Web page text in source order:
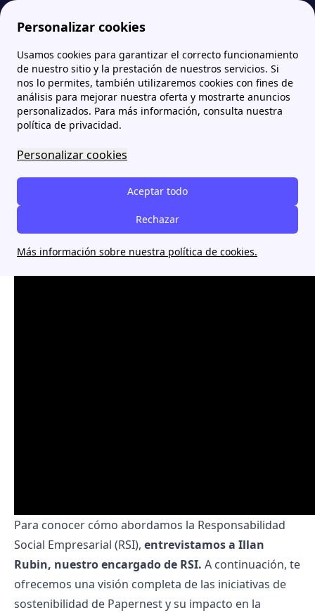
Personalizar cookies
Usamos cookies para garantizar el correcto funcionamiento
de nuestro sitio y la prestación de nuestros servicios. Si
nos lo permites, también utilizaremos cookies con fines de
análisis para mejorar nuestra oferta y mostrarte anuncios
personalizados. Para más información, consulta nuestra
política de privacidad.
Personalizar cookies
Aceptar todo
Rechazar
Más información sobre nuestra política de cookies.
Papernest.es Entrevistas exclusivas de papernest sobre Energía Entrevista a Ilan Rubin: Responsable de RSC de Papernest
Entrevista a Ilan Rubin:
Responsable de RSC de
Papernest
Para conocer cómo abordamos la Responsabilidad
Social Empresarial (RSI), entrevistamos a Illan
Rubin, nuestro encargado de RSI. A continuación, te
ofrecemos una visión completa de las iniciativas de
sostenibilidad de Papernest y su impacto en la